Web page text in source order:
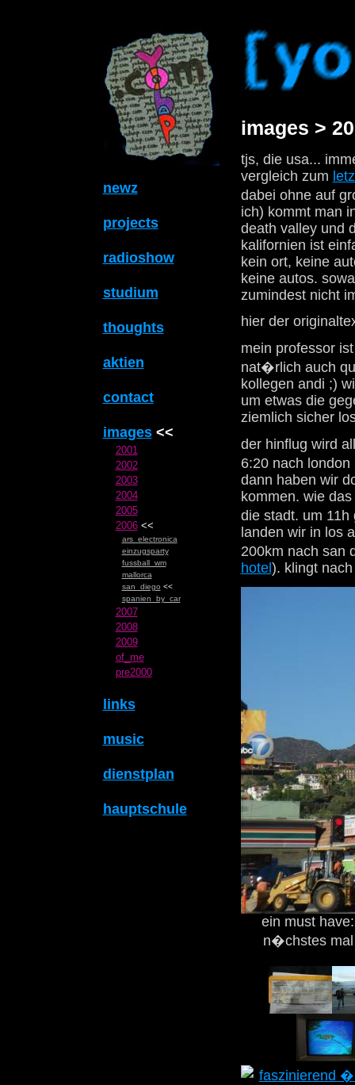
newz
projects
radioshow
studium
thoughts
aktien
contact
images<<
2001
2002
2003
2004
2005
2006<<
ars_electronica
einzugsparty
fussball_wm
mallorca
san_diego <<
spanien_by_car
2007
2008
2009
of_me
pre2000
links
music
dienstplan
hauptschule
images >
tjs, die usa...
vergleich zum
dabei ohne auf
ich) kommt man
death valley und
kalifornien ist
kein ort, keine
keine autos.
zumindest nicht
hier der
mein professor
nat�rlich auch
kollegen andi ;)
um etwas die
ziemlich sicher
der hinflug wird
6:20 nach
dann haben wir
kommen. wie
die stadt. um
landen wir in los
200km nach san
hotel). klingt
ein must
n�chstes mal